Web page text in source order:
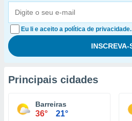
Eu li e aceito a política de privacidade.
Principais cidades
Barreiras
36° 21°